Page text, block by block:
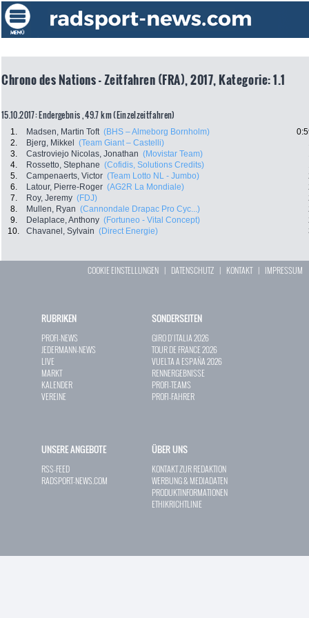
Chrono des Nations - Zeitfahren (FRA), 2017, Kategorie: 1.1
15.10.2017: Endergebnis , 49.7 km (Einzelzeitfahren)
1. Madsen, Martin Toft (BHS – Almeborg Bornholm)
2.
Bjerg, Mikkel (Team Giant – Castelli)
3.
Castroviejo Nicolas, Jonathan (Movistar Team)
4.
Rossetto, Stephane (Cofidis, Solutions Credits)
5.
Campenaerts, Victor (Team Lotto NL - Jumbo)
6.
Latour, Pierre-Roger (AG2R La Mondiale)
7.
Roy, Jeremy (FDJ)
8.
Mullen, Ryan (Cannondale Drapac Pro Cyc...)
9.
Delaplace, Anthony (Fortuneo - Vital Concept)
10.
Chavanel, Sylvain (Direct Energie)
COOKIE EINSTELLUNGEN | DATENSCHUTZ | KONTAKT| IMPRESSUM
RUBRIKEN
PROFI-NEWS
JEDERMANN-NEWS
LIVE
MARKT
KALENDER
VEREINE
SONDERSEITEN
GIRO D`ITALIA 2026
TOUR DE FRANCE 2026
VUELTA A ESPAÑA 2026
RENNERGEBNISSE
PROFI-TEAMS
PROFI-FAHRER
UNSERE ANGEBOTE
RSS-FEED
RADSPORT-NEWS.COM
ÜBER UNS
KONTAKT ZUR REDAKTION
WERBUNG & MEDIADATEN
PRODUKTINFORMATIONEN
ETHIKRICHTLINIE